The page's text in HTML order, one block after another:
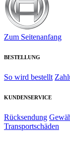
Zum Seitenanfang
BESTELLUNG
So wird bestellt
KUNDENSERVICE
Rücksendung
Transportschäden